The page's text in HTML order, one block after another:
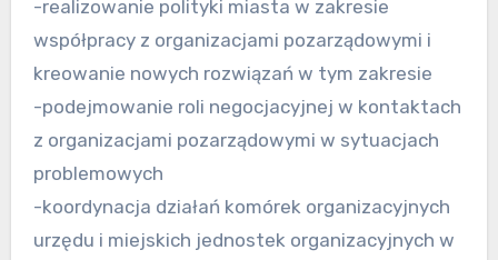
-realizowanie polityki miasta w zakresie
współpracy z organizacjami pozarządowymi i
kreowanie nowych rozwiązań w tym zakresie
-podejmowanie roli negocjacyjnej w kontaktach
z organizacjami pozarządowymi w sytuacjach
problemowych
-koordynacja działań komórek organizacyjnych
urzędu i miejskich jednostek organizacyjnych w